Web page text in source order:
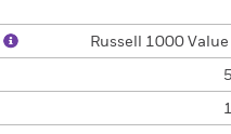
Russell 1000